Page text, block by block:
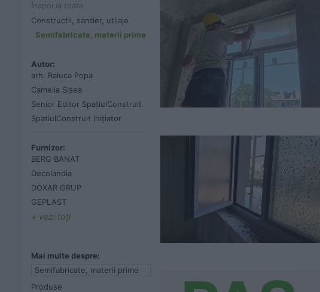
Înapoi la toate
Constructii, santier, utilaje
Semifabricate, materii prime
Autor:
arh. Raluca Popa
Camelia Sisea
Senior Editor SpatiulConstruit
SpatiulConstruit Inițiator
Furnizor:
BERG BANAT
Decolandia
DOXAR GRUP
GEPLAST
vezi toţi
Mai multe despre:
Semifabricate, materii prime
Produse